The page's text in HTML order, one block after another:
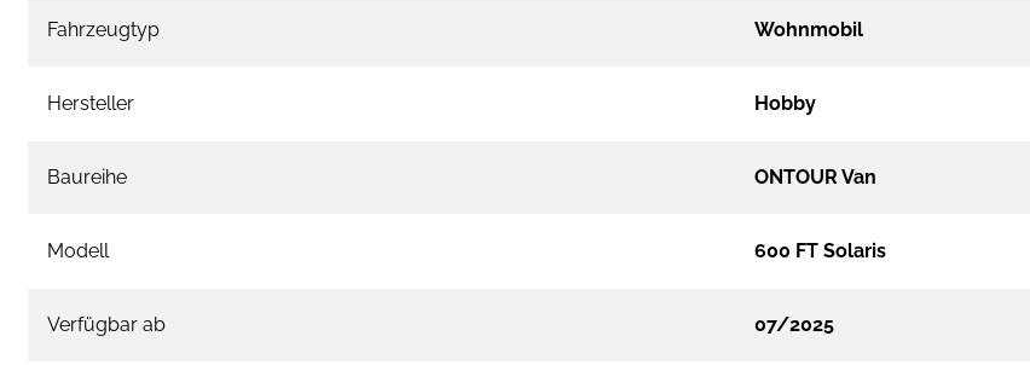
Fahrzeugtyp Wohnmobil
Hersteller Hobby
Baureihe ONTOUR Van
Modell 600 FT Solaris
Verfügbar ab 07/2025